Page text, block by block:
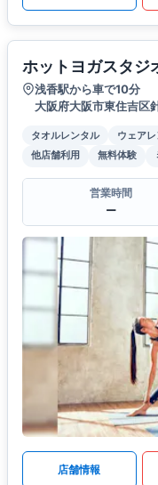
ホットヨガスタジ
浅香駅から車で10分
大阪府大阪市東住吉区
タオルレンタル ウェア
他店舗利用
無料体験
営業時間
ー
店舗情報